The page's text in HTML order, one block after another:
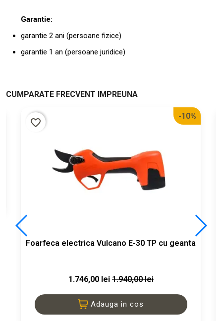
Garantie:
garantie 2 ani (persoane fizice)
garantie 1 an (persoane juridice)
CUMPARATE FRECVENT IMPREUNA
Foarfeca electrica Vulcano E-30 TP cu geanta
1.746,00 lei 1.940,00 lei
-10%
Adauga in cos
favorite_border